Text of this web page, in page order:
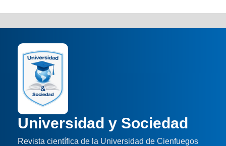
Universidad y Sociedad
Revista científica de la Universidad de Cienfuegos